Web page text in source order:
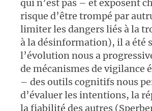
qui n’est pas – et exposent
risque d’être trompé par
limiter les dangers liés à la
à la désinformation), il a été
l’évolution nous a
de mécanismes de vigilance
– des outils cognitifs nous
d’évaluer les intentions, la
la fiabilité des autres